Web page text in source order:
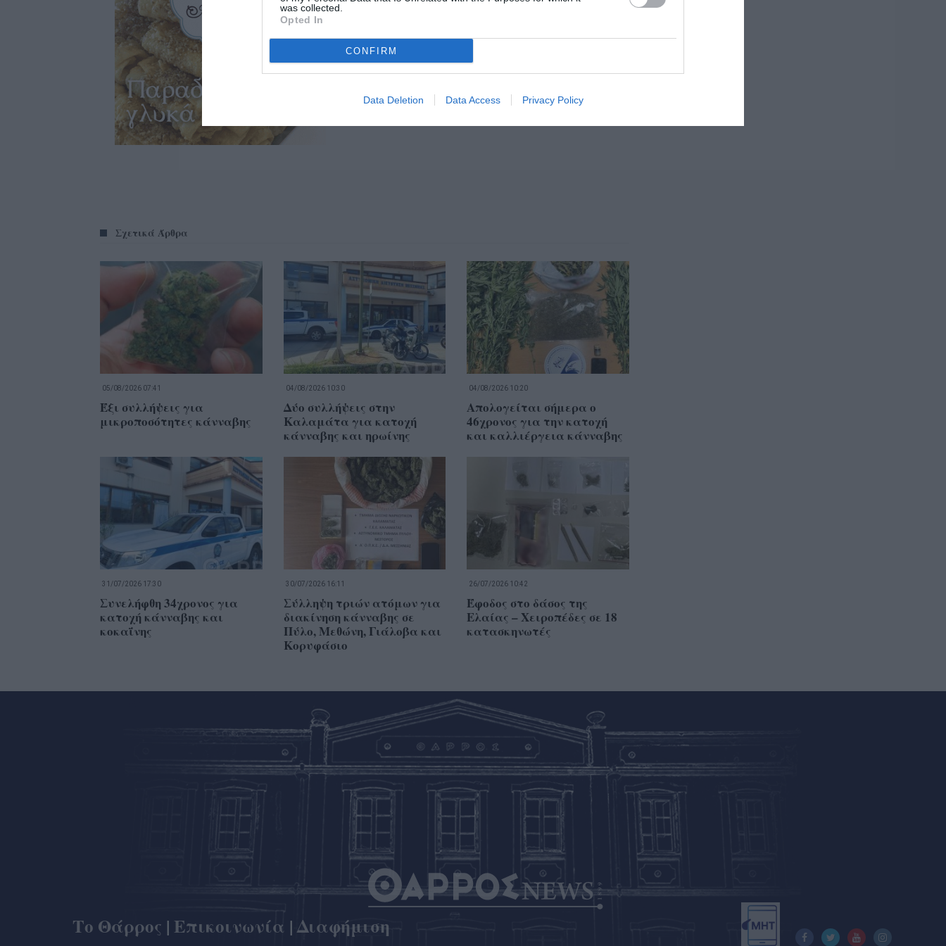
was collected.
Opted In
CONFIRM
Data Deletion Data Access Privacy Policy
Σχετικά Άρθρα
05/08/2026 07:41
Έξι συλλήψεις για
μικροποσότητες κάνναβης
04/08/2026 10:30
Δύο συλλήψεις στην
Καλαμάτα για κατοχή
κάνναβης και ηρωίνης
04/08/2026 10:20
Απολογείται σήμερα ο
46χρονος για την κατοχή
και καλλιέργεια κάνναβης
31/07/2026 17:30
Συνελήφθη 34χρονος για
κατοχή κάνναβης και
κοκαΐνης
30/07/2026 16:11
Σύλληψη τριών ατόμων για
διακίνηση κάνναβης σε
Πύλο, Μεθώνη, Γιάλοβα και
Κορυφάσιο
26/07/2026 10:42
Έφοδος στο δάσος της
Ελαίας – Χειροπέδες σε 18
κατασκηνωτές
Το Θάρρος | Επικοινωνία |Διαφήμιση